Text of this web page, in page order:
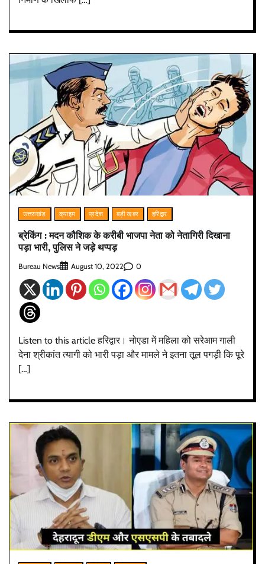
उत्तराखंड क्राइम प्रदेश बड़ी खबर हरिद्वार
ब्रेकिंग : मदन कौशिक के करीबी भाजपा नेता को नेतागिरी दिखाना
पड़ा भारी, पुलिस ने जड़े थप्पड़
Bureau News August 10, 2022 0
Listen to this article हरिद्वार। नोएडा में महिला को सरेआम गाली
देना श्रीकांत त्यागी को भारी पड़ा और मामले ने इतना तूल पगड़ी कि पूरे
[…]